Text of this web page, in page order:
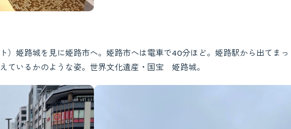
）姫路城を見に姫路市へ。姫路市へは電車で40分ほど。姫路駅から出てまっ
ているかのような姿。世界文化遺産・国宝 姫路城。